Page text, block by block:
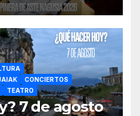
CONCIERTOS
TEATRO
7 de agosto